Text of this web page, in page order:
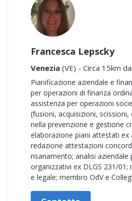
Francesca Lepscky
Venezia (VE) - Circa 15km
Pianificazione aziendale e
per operazioni di finanza
assistenza per operazioni
(fusioni, acquisizioni, scissioni,
nella prevenzione e gestione
elaborazione piani attestati ex
redazione attestazioni
risanamento; analisi aziendale
organizzativi ex DLGS 231/01;
e legale; membro OdV e